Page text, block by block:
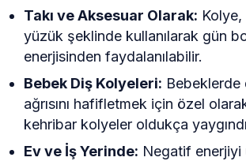
Takı ve Aksesuar Olarak:
yüzük şeklinde kullanılarak gün
enerjisinden faydalanılabilir.
Bebek Diş Kolyeleri: Bebeklerde
ağrısını hafifletmek için özel
kehribar kolyeler oldukça
Ev ve İş Yerinde: Negatif enerjiyi